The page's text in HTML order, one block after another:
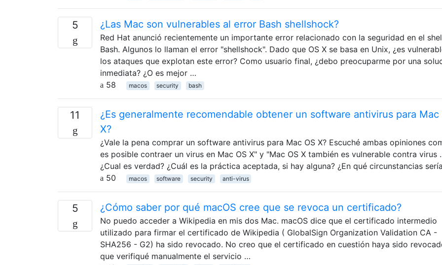
5 ¿Las Mac son vulnerables al error Bash shellshock?
Red Hat anunció recientemente un importante error relacionado con la seguridad en el
Bash. Algunos lo llaman el error "shellshock". Dado que OS X se basa en Unix, ¿es
los ataques que explotan este error? Como usuario final, ¿debo preocuparme por una
inmediata? ¿O es mejor …
58
macos security bash
11
¿Es generalmente recomendable obtener un software antivirus para Mac
X?
¿Vale la pena comprar un software antivirus para Mac OS X? Escuché ambas opiniones
es posible contraer un virus en Mac OS X" y "Mac OS X también es vulnerable contra virus
¿Cual es verdad? ¿Cuál es la práctica aceptada, si hay alguna? ¿En qué circunstancias
50
macos software security anti-virus
5 ¿Cómo saber por qué macOS cree que se revoca un certificado?
No puedo acceder a Wikipedia en mis dos Mac. macOS dice que el certificado intermedio
utilizado para firmar el certificado de Wikipedia ( GlobalSign Organization Validation CA -
SHA256 - G2) ha sido revocado. No creo que el certificado en cuestión haya sido
que verifiqué manualmente el servicio …